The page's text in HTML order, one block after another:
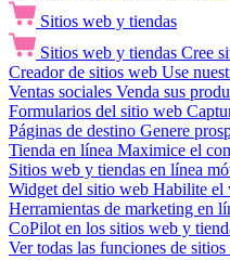
Sitios web y tiendas
Sitios web y tiendas Cree
Creador de sitios web Use
Ventas sociales Venda sus
Formularios del sitio web
Páginas de destino Genere
Tienda en línea Maximice el
Sitios web y tiendas en línea
Widget del sitio web Habilite el
Herramientas de marketing en
CoPilot en los sitios web y
Ver todas las funciones de